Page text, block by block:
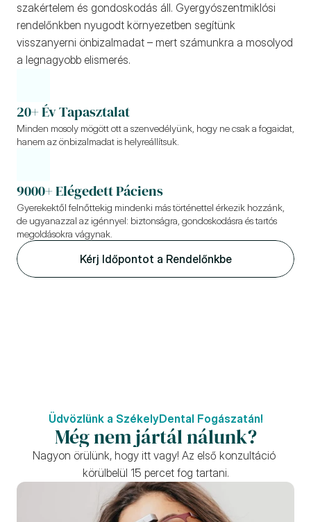
szakértelem és gondoskodás áll. Gyergyószentmiklósi
rendelőnkben nyugodt környezetben segítünk
visszanyerni önbizalmadat – mert számunkra a mosolyod
a legnagyobb elismerés.
20+ Év Tapasztalat
Minden mosoly mögött ott a szenvedélyünk, hogy ne csak a fogaidat,
hanem az önbizalmadat is helyreállítsuk.
9000+ Elégedett Páciens
Gyerekektől felnőttekig mindenki más történettel érkezik hozzánk,
de ugyanazzal az igénnyel: biztonságra, gondoskodásra és tartós
megoldásokra vágynak.
Kérj Időpontot a Rendelőnkbe
Üdvözlünk a SzékelyDental Fogászatán!
Még nem jártál nálunk?
Nagyon örülünk, hogy itt vagy! Az első konzultáció
körülbelül 15 percet fog tartani.